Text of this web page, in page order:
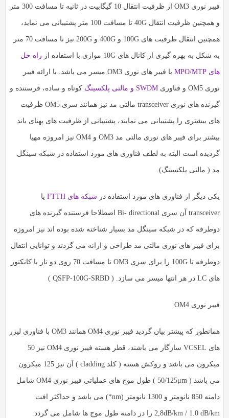
فیبر نوری OM3 از ظرفیت انتقال 10 گیگابیت در ثانیه تا مسافت 300 متر
و همچنین ظرفیت انتقال 40G تا مسافت 100 متر پشتیبانی می نماید،
همچنین انتقال ظرفیت های 100G و 400G و 200G نیز تا مسافت 70 متر
به شکل به بهره گیری از کانال های 10G موازی با استفاده از راه حل
های MPO/MTP با فیبر های نوری OM3 میسر می باشد. با ارائه فیبر
نوری OM5 و فناوری SWDM و مالتی پلکسینگ کوتاه و ساده، فرستنده و
گیرنده های نوری transceiver مالتی مد نیز همانند سری OM5 ظرفیت
های بیشتری را پشتیبانی می نمایند، پشتیبانی از ظرفیت های پهنای باند
بیشتر برای فیبر های نوری مالتی مد OM3 و OM4 نیز امروزه مهیا
گردیده است البته به لطف فناوری های مورد استفاده در شبکه سینگل
مد ( مالتی پلکسینگ).
یکی دیگر از فناوری های مورد استفاده در شبکه های FTTH یا
transceiver آن سری Bi- directional اصطلاحا فرستنده گیرنده های
دوطرفه که در شبکه سینگل مد بسیار شناخته شده بوده اند نیز امروزه
برای فیبر های نوری مالتی مد طراحی و ارائه می گردند و توانایی انتقال
دوطرفه تا 100G را برای سری OM3 تا مسافت 70 روی دو تار با کانکتور
های LC در هر انتها میسر می سازد. ( QSFP-100G-SRBD )
فیبر نوری OM4
همانطور که پیشتر بیان گردید فیبر نوری OM4 همانند OM3 با فناوری لیزر
های VCSEL سازگار می باشند، قطر هسته فیبر نوری OM4 نیز 50
میکرون می باشد و روکش هسته ( کلد cladding ) آن نیز 125 میکرون
می باشد ( 50/125μm ) طول موج های عملیاتی فیبر نوری OM4 شامل
دامنه 850 نانومتر و 1300 نانومتر (nm*) می باشد و حداکثر افت
2,8dB/km / 1.0 dB/km را در دامنه طول موج ها شامل می گردد.